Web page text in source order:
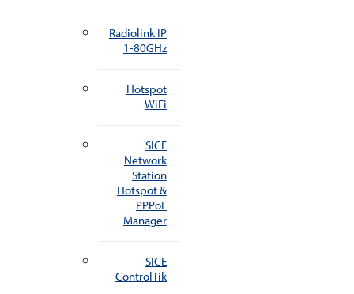
Radiolink IP
1-80GHz
Hotspot
WiFi
SICE
Network
Station
Hotspot &
PPPoE
Manager
SICE
ControlTik